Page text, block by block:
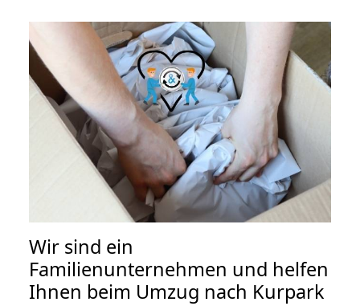
Wir sind ein
Familienunternehmen und helfen
Ihnen beim Umzug nach Kurpark